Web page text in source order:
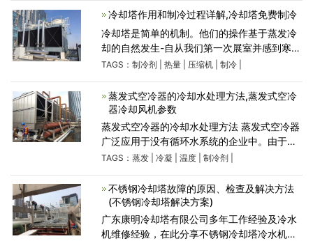
和桌面温度起到使热量消
冷却塔作用和制冷过程详解,冷却塔免费制冷
冷却塔是简单的机制。他们的操作基于蒸发冷
却的自然发生-自从我们第一次展室并感到寒冷
以来，我们大多数人每天都在经历这种事情。
蒸发带走热量，对&
TAGS： 制冷剂 热量| 压缩机| 制冷|
蒸发式空冷器的冷却水处理方法,蒸发式空冷
器冷却风机参数
蒸发式空冷器的冷却水处理方法 蒸发式空冷器
广泛应用于没有循环水系统的企业中。由于蒸
发式空冷器靠喷淋的水分蒸发来冷凝制冷剂，
蒸发的水分跟
TAGS： 蒸发| 冷凝 温度| 制冷剂
不锈钢冷却塔故障的原因、检查及解决方法
(不锈钢冷却塔解决方案)
广东康明冷却塔有限公司多年工作经验及冷水
机维修经验，在此分享不锈钢冷却塔冷水机组